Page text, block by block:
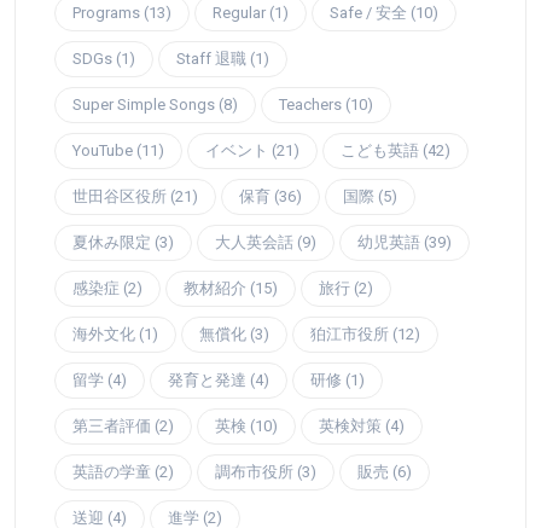
Programs (13) Regular (1) Safe / 安全 (10)
SDGs (1) Staff 退職 (1)
Super Simple Songs (8) Teachers (10)
YouTube (11) イベント (21) こども英語 (42)
世田谷区役所 (21) 保育 (36) 国際 (5)
夏休み限定 (3) 大人英会話 (9) 幼児英語 (39)
感染症 (2) 教材紹介 (15) 旅行 (2)
海外文化 (1) 無償化 (3) 狛江市役所 (12)
留学 (4) 発育と発達 (4) 研修 (1)
第三者評価 (2) 英検 (10) 英検対策 (4)
英語の学童 (2) 調布市役所 (3) 販売 (6)
送迎 (4) 進学 (2)